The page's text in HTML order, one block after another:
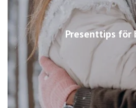
Presenttips för